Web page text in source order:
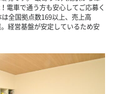
電車で通う方も安心してご応募く
全国拠点数169以上、売上高
経営基盤が安定しているため安